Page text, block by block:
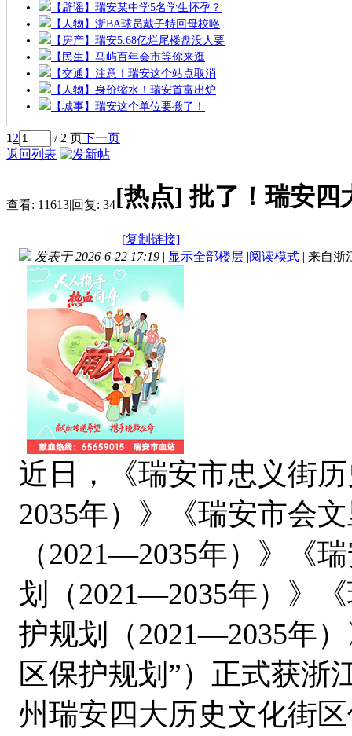
【辟谣】瑞安某中学5名学生怀孕？
【人物】浙BA球员戴子特回母校咯
【房产】瑞安5.68亿烂尾楼盘没人要
【民生】马屿百年会市等你来逛
【交通】注意！瑞安这个站点取消
【人物】身价缩水！瑞安首富出炉
【城事】瑞安这个单位要搬了！
12 / 2 页下一页
返回列表
查看: 11613|回复: 34[热点]批了！瑞安四
[复制链接]
发表于 2026-6-22 17:19 | 显示全部楼层 |阅读模式 | 来自浙
近日，《瑞安市忠义街
2035年）》《瑞安市会
（2021—2035年）》《
划（2021—2035年）》
护规划（2021—2035年
区保护规划”）正式获浙
州瑞安四大历史文化街